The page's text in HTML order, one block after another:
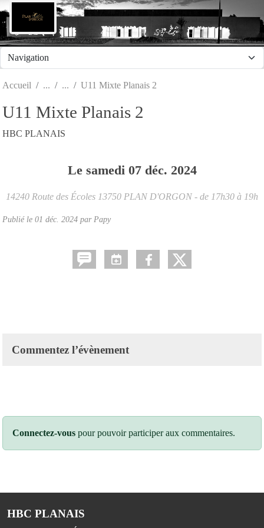
Accueil U11 Mixte Planais 2
U11 Mixte Planais 2
HBC PLANAIS
Le samedi 07 déc. 2024
14240 Route des Écoles 13750 PLAN D'ORGON - de 17h30 à 19h
Publié le 01 déc. 2024 par Papy
Commentez l’évènement
Connectez-vous pour pouvoir participer aux commentaires.
HBC PLANAIS
Panneau de gestion des cookies